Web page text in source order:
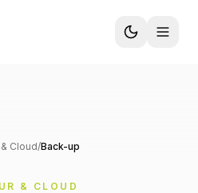
Cloud/Back-up
& CLOUD